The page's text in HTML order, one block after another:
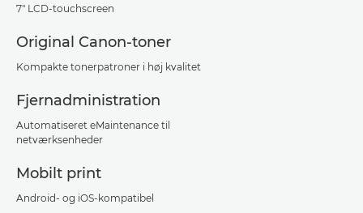
7" LCD-touchscreen
Original Canon-toner
Kompakte tonerpatroner i høj kvalitet
Fjernadministration
Automatiseret eMaintenance til
netværksenheder
Mobilt print
Android- og iOS-kompatibel